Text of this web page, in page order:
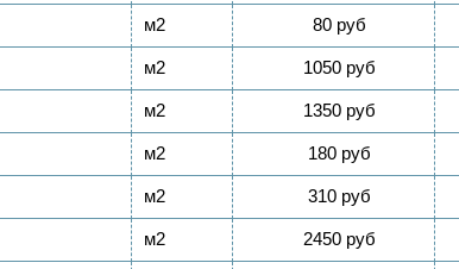
м2 80 руб
м2 1050 руб
м2 1350 руб
м2 180 руб
м2 310 руб
м2 2450 руб